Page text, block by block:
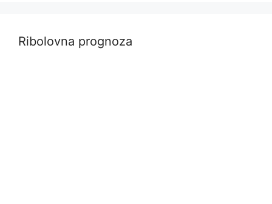
Ribolovna prognoza